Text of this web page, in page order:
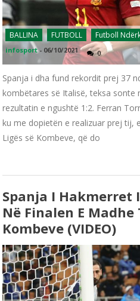
BALLINA FUTBOLL Futboll
infosport - 06/10/2021 0
Spanja i dha fund rekordit prej 37
kombëtares së Italisë, teksa sonte
rezultatin e ngushtë 1:2. Ferran
ku me dopietën e realizuar prej tij,
Ligës së Kombeve, që do
Spanja I Hakmerret
Në Finalen E Madhe
Kombeve (VIDEO)